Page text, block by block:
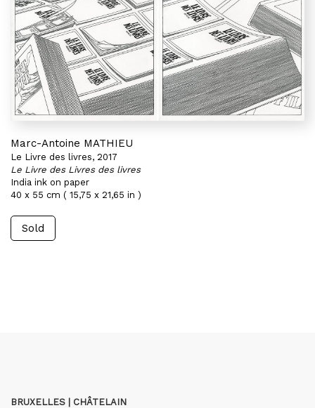
Marc-Antoine MATHIEU
Le Livre des livres, 2017
Le Livre des Livres des livres
India ink on paper
40 x 55 cm ( 15,75 x 21,65 in )
Sold
BRUXELLES | CHÂTELAIN